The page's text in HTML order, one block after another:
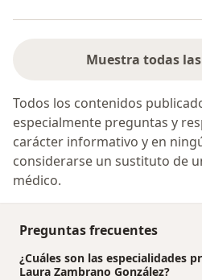
Muestra todas
Todos los contenidos
especialmente preguntas y
carácter informativo y en
considerarse un sustituto de
médico.
Preguntas frecuentes
¿Cuáles son las especialidades
Laura Zambrano González?